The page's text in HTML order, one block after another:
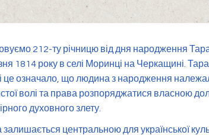
212-ту річницю від дня народження
1814 року в селі Моринці на Черкащині.
це означало, що людина з народження
волі та права розпоряджатися власною
духовного злету.
центральною для української